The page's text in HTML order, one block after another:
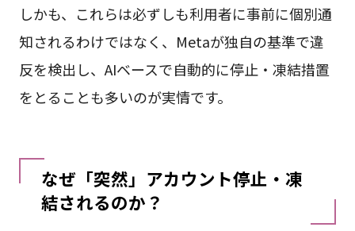
しかも、これらは必ずしも利用者に事前に個別通
知されるわけではなく、Metaが独自の基準で違
反を検出し、AIベースで自動的に停止・凍結措置
をとることも多いのが実情です。
なぜ「突然」アカウント停止・凍
結されるのか？